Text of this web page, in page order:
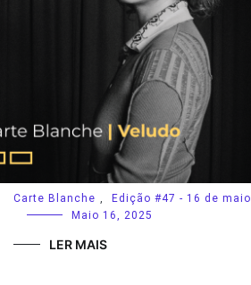
Carte Blanche ,
Edição #47 - 16 de maio
Maio 16, 2025
LER MAIS